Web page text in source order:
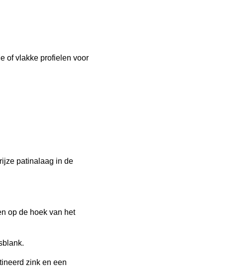
of vlakke profielen voor
patinalaag in de
op de hoek van het
zink en een